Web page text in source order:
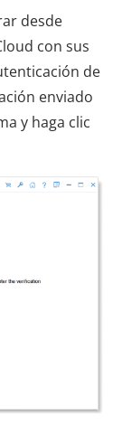
desde
con sus
de
enviado
y haga clic